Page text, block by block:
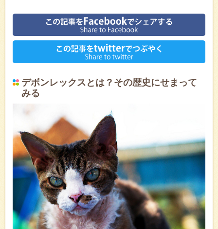
デボンレックスとは？その歴史にせまって
みる